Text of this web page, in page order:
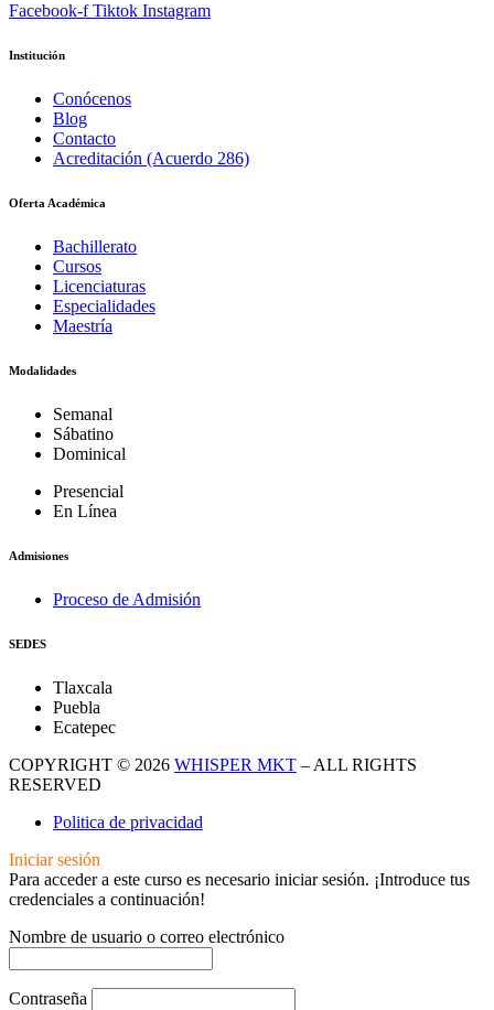
Facebook-f Tiktok Instagram
Institución
Conócenos
Blog
Contacto
Acreditación (Acuerdo 286)
Oferta Académica
Bachillerato
Cursos
Licenciaturas
Especialidades
Maestría
Modalidades
Semanal
Sábatino
Dominical
Presencial
En Línea
Admisiones
Proceso de Admisión
SEDES
Tlaxcala
Puebla
Ecatepec
COPYRIGHT © 2026 WHISPER MKT – ALL RIGHTS
RESERVED
Politica de privacidad
Iniciar sesión
Para acceder a este curso es necesario iniciar sesión. ¡Introduce tus
credenciales a continuación!
Nombre de usuario o correo electrónico
Contraseña